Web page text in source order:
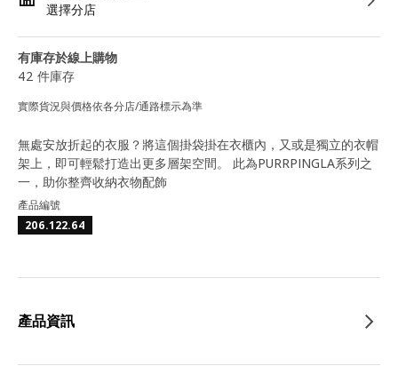
選擇分店
有庫存於線上購物
42 件庫存
實際貨況與價格依各分店/通路標示為準
無處安放折起的衣服？將這個掛袋掛在衣櫃內，又或是獨立的衣帽
架上，即可輕鬆打造出更多層架空間。 此為PURRPINGLA系列之
一，助你整齊收納衣物配飾
產品編號
206.122.64
產品資訊